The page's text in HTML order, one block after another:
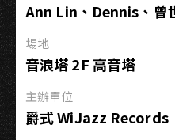
傷
Fuyuko
＋
Solo
Jam
Ann Lin、Dennis、曾
場地
音浪塔 2F 高音塔
主辦單位
爵式 WiJazz Records